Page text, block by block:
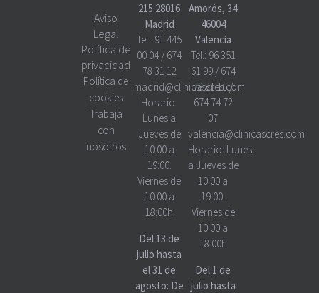
Aviso
Legal
Política de
privacidad
Política de
cookies
Trabaja
con
nosotros
215 28016
Madrid
Tel.: 91 445
00 04/ 674
78 31 12
madrid@clinicascres.com
Horario:
Lunes a
Jueves de
10:00 a
19:00.
Viernes de
10:00 a
18:00h
Del 13 de
julio hasta
el 31 de
agosto: De
Amorós, 34
46004
Valencia
Tel.: 96 351
61 99/ 674
78 31 16/
674 74 72
07
valencia@clinicascres.com
Horario: Lunes
a Jueves de
10:00 a
19:00.
Viernes de
10:00 a
18:00h
Del 1 de
julio hasta